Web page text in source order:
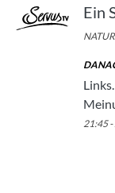
Ein
21:45 -